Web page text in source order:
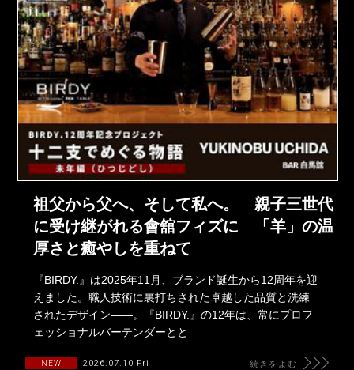
祖父から父へ、そして私へ。 親子三世代
に受け継がれる會舘フィズに 「羊」の温
厚さと癒やしを重ねて
『BIRDY.』は2025年11月、ブランド誕生から12周年を迎
えました。職人技術に裏打ちされた卓越した品質と洗練
されたデザイン――。『BIRDY.』の12年は、常にプロフ
ェッショナルバーテンダーとと
NEW 2026.07.10 Fri 続きをよむ